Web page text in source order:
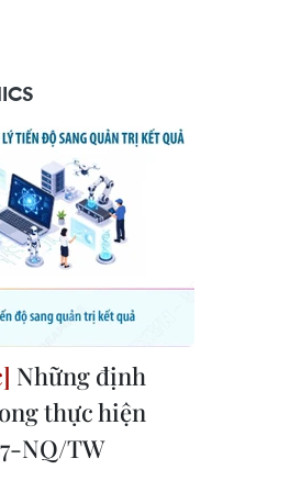
Những định
thực hiện
NQ/TW